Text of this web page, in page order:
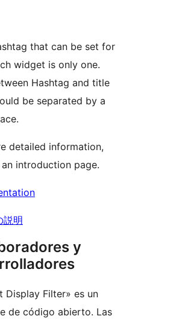
that can be set for
widget is only one.
Hashtag and title
be separated by a
detailed information,
introduction page.
説明
y
Display Filter» es un
de código abierto. Las